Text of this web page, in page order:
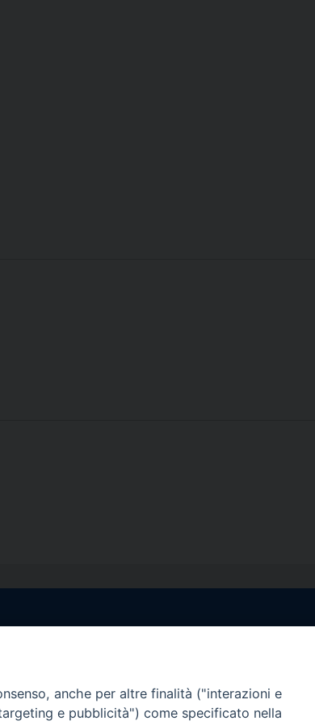
Apertura Uffici:
anche per altre finalità ("interazioni e
e pubblicità") come specificato nella